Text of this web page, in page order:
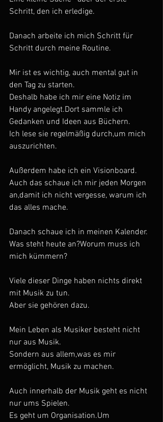
Schritt, den ich erledige.
Danach arbeite ich mich Schritt für
Schritt durch meine Routine.
Mir ist es wichtig, auch mental gut in
den Tag zu starten.
Deshalb habe ich mir eine Notiz im
Handy angelegt.Dort sammle ich
Gedanken und Ideen aus Büchern.
Ich lese sie regelmäßig durch,um mich
auszurichten.
Außerdem habe ich ein Visionboard.
Auch das schaue ich mir jeden Morgen
an,damit ich nicht vergesse, warum ich
das alles mache.
Danach schaue ich in meinen Kalender.
Was steht heute an?Worum muss ich
mich kümmern?
Viele dieser Dinge haben nichts direkt
mit Musik zu tun.
Aber sie gehören dazu.
Mein Leben als Musiker besteht nicht
nur aus Musik.
Sondern aus allem,was es mir
ermöglicht, Musik zu machen.
Auch innerhalb der Musik geht es nicht
nur ums Spielen.
Es geht um Organisation.Um